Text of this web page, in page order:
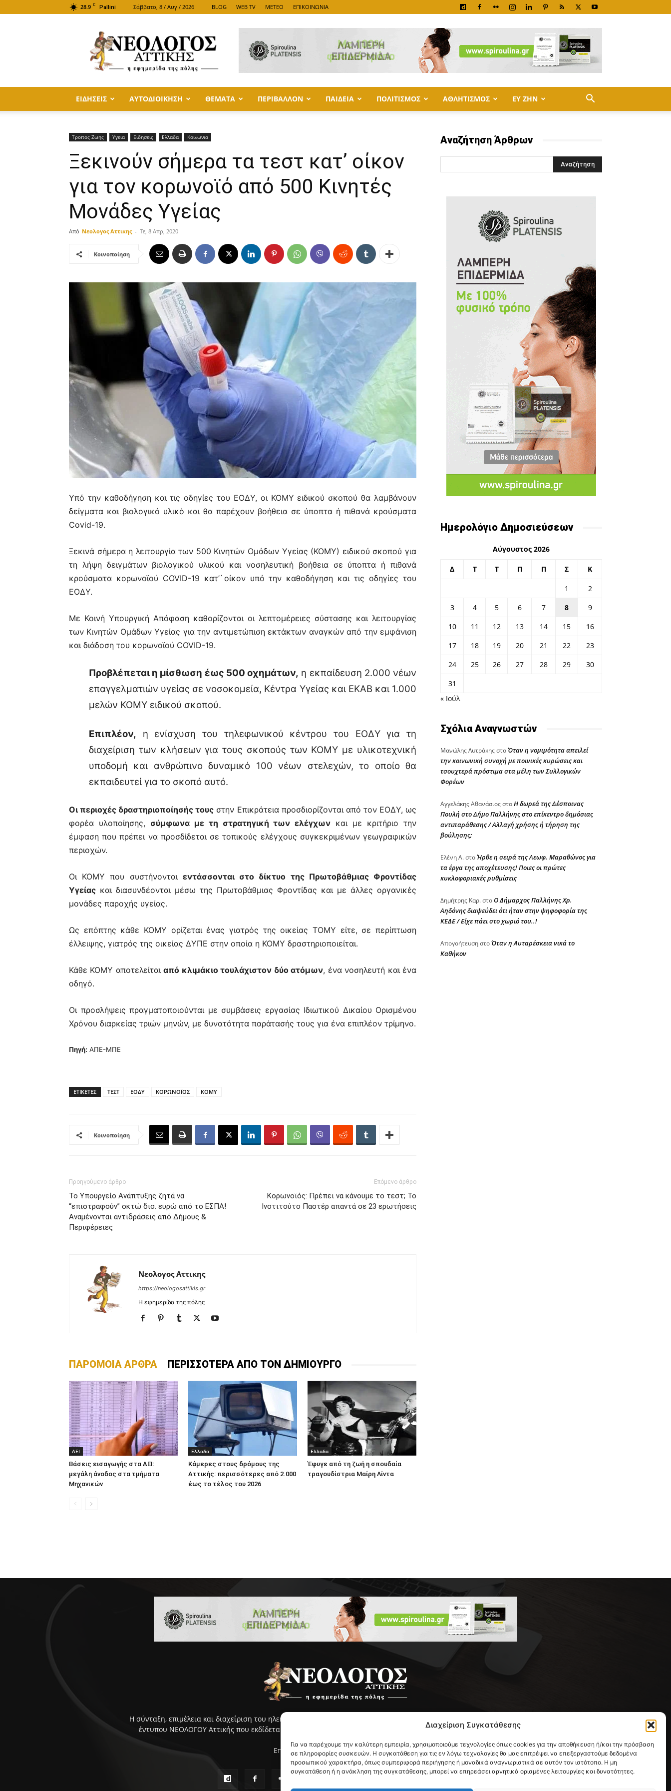
Διαχείριση Συγκατάθεσης
Για να παρέχουμε την καλύτερη εμπειρία, χρησιμοποιούμε τεχνολογίες όπως cookies για την αποθήκευση ή/και την πρόσβαση
σε πληροφορίες συσκευών. Η συγκατάθεση για τις εν λόγω τεχνολογίες θα μας επιτρέψει να επεξεργαστούμε δεδομένα
προσωπικού χαρακτήρα, όπως συμπεριφορά περιήγησης ή μοναδικά αναγνωριστικά σε αυτόν τον ιστότοπο. Η μη
συγκατάθεση ή η ανάκληση της συγκατάθεσης, μπορεί να επηρεάσει αρνητικά ορισμένες λειτουργίες και δυνατότητες.
28.9 C Pallini Σάββατο, 8 / Αυγ / 2026 BLOG WEB TV METEO ΕΠΙΚΟΙΝΩΝΙΑ
ΑΤΤΙΚΗΣ
ΕΙΔΗΣΕΙΣ ΑΥΤΟΔΙΟΙΚΗΣΗ ΘΕΜΑΤΑ ΠΕΡΙΒΑΛΛΟΝ ΠΑΙΔΕΙΑ ΠΟΛΙΤΙΣΜΟΣ ΑΘΛΗΤΙΣΜΟΣ ΕΥ ΖΗΝ
Τροπος Ζωης Υγεια Ειδησεις Ελλαδα Κοινωνια
Ξεκινούν σήμερα τα τεστ κατ’ οίκον
για τον κορωνοϊό από 500 Κινητές
Μονάδες Υγείας
Από Νεολογος Αττικης - Τε, 8 Απρ, 2020
Κοινοποίηση
Υπό την καθοδήγηση και τις οδηγίες του ΕΟΔΥ, οι ΚΟΜΥ ειδικού σκοπού θα λαμβάνουν
δείγματα και βιολογικό υλικό και θα παρέχουν βοήθεια σε ύποπτα ή πιθανά κρούσματα
Covid-19.
Ξεκινά σήμερα η λειτουργία των 500 Κινητών Ομάδων Υγείας (ΚΟΜΥ) ειδικού σκοπού για
τη λήψη δειγμάτων βιολογικού υλικού και νοσηλευτική βοήθεια σε ύποπτα ή πιθανά
κρούσματα κορωνοϊού COVID-19 κατ’ ́οίκον υπό την καθοδήγηση και τις οδηγίες του
ΕΟΔΥ.
Με Κοινή Υπουργική Απόφαση καθορίζονται οι λεπτομέρειες σύστασης και λειτουργίας
των Κινητών Ομάδων Υγείας για την αντιμετώπιση εκτάκτων αναγκών από την εμφάνιση
και διάδοση του κορωνοϊού COVID-19.
Προβλέπεται η μίσθωση έως 500 οχημάτων, η εκπαίδευση 2.000 νέων
επαγγελματιών υγείας σε νοσοκομεία, Κέντρα Υγείας και ΕΚΑΒ και 1.000
μελών ΚΟΜΥ ειδικού σκοπού.
Επιπλέον, η ενίσχυση του τηλεφωνικού κέντρου του ΕΟΔΥ για τη
διαχείριση των κλήσεων για τους σκοπούς των ΚΟΜΥ με υλικοτεχνική
υποδομή και ανθρώπινο δυναμικό 100 νέων στελεχών, το οποίο θα
εκπαιδευτεί για το σκοπό αυτό.
Οι περιοχές δραστηριοποίησής τους στην Επικράτεια προσδιορίζονται από τον ΕΟΔΥ, ως
φορέα υλοποίησης, σύμφωνα με τη στρατηγική των ελέγχων και με κριτήριο την
έμφαση που πρέπει να προσδίδεται σε τοπικούς ελέγχους συγκεκριμένων γεωγραφικών
περιοχών.
Οι ΚΟΜΥ που συστήνονται εντάσσονται στο δίκτυο της Πρωτοβάθμιας Φροντίδας
Υγείας και διασυνδέονται μέσω της Πρωτοβάθμιας Φροντίδας και με άλλες οργανικές
μονάδες παροχής υγείας.
Ως επόπτης κάθε ΚΟΜΥ ορίζεται ένας γιατρός της οικείας ΤΟΜΥ είτε, σε περίπτωση
έλλειψης, γιατρός της οικείας ΔΥΠΕ στην οποία η ΚΟΜΥ δραστηριοποιείται.
Κάθε ΚΟΜΥ αποτελείταιαπό κλιμάκιο τουλάχιστον δύο ατόμων, ένα νοσηλευτή και ένα
οδηγό.
Οι προσλήψεις πραγματοποιούνται με συμβάσεις εργασίας Ιδιωτικού Δικαίου Ορισμένου
Χρόνου διαρκείας τριών μηνών, με δυνατότητα παράτασής τους για ένα επιπλέον τρίμηνο.
Πηγή: ΑΠΕ-ΜΠΕ
ΕΤΙΚΕΤΕΣ ΤΕΣΤ ΕΟΔΥ ΚΟΡΩΝΟΪΟΣ ΚΟΜΥ
Κοινοποίηση
Προηγούμενο άρθρο
Το Υπουργείο Ανάπτυξης ζητά να
“επιστραφούν” οκτώ δισ. ευρώ από το ΕΣΠΑ!
Αναμένονται αντιδράσεις από Δήμους &
Περιφέρειες
Επόμενο άρθρο
Κορωνοϊός: Πρέπει να κάνουμε το τεστ; Το
Ινστιτούτο Παστέρ απαντά σε 23 ερωτήσεις
Νεολογος Αττικης
https://neologosattikis.gr
Η εφημερίδα της πόλης
ΠΑΡΟΜΟΙΑ ΑΡΘΡΑ ΠΕΡΙΣΣΟΤΕΡΑ ΑΠΟ ΤΟΝ ΔΗΜΙΟΥΡΓΟ
ΑΕΙ
Βάσεις εισαγωγής στα ΑΕΙ:
μεγάλη άνοδος στα τμήματα
Μηχανικών
Ελλαδα
Κάμερες στους δρόμους της
Αττικής: περισσότερες από 2.000
έως το τέλος του 2026
Ελλαδα
Έφυγε από τη ζωή η σπουδαία
τραγουδίστρια Μαίρη Λίντα
Αναζήτηση Άρθρων
Ημερολόγιο Δημοσιεύσεων
Αύγουστος 2026
Δ Τ Τ Π Π Σ Κ
1
2
3
4 5 6 7 8
9
10
11 12 13 14 15
16
17
18 19 20 21 22
23
24
25 26 27 28 29
30
31
« Ιούλ
Σχόλια Αναγνωστών
Μανώλης ΛυτράκηςστοΌταν η νομιμότητα απειλεί
την κοινωνική συνοχή με ποινικές κυρώσεις και
τσουχτερά πρόστιμα στα μέλη των Συλλογικών
Φορέων
Αγγελάκης ΑθανάσιοςστοΗ δωρεά της Δέσποινας
Πουλή στο Δήμο Παλλήνης στο επίκεντρο δημόσιας
αντιπαράθεσης / Αλλαγή χρήσης ή τήρηση της
βούλησης;
Ελένη Α.στοΉρθε η σειρά της Λεωφ. Μαραθώνος για
τα έργα της αποχέτευσης! Ποιες οι πρώτες
κυκλοφοριακές ρυθμίσεις
Δημήτρης Καρ.στοΟ Δήμαρχος Παλλήνης Χρ.
Αηδόνης διαψεύδει ότι ήταν στην ψηφοφορία της
ΚΕΔΕ / Είχε πάει στο χωριό του..!
ΑπογοήτευσηστοΌταν η Αυταρέσκεια νικά το
Καθήκον
Η σύνταξη, επιμέλεια και διαχείριση του ηλεκτρονικού ΝΕΟΛΟΓΟΥ Αττικής γίνεται με ευθύνη της συντακτικής ομάδας του
έντυπου ΝΕΟΛΟΓΟΥ Αττικής που εκδίδεται από το 2005 και κυκλοφορεί στην ανατολική Αττική με έδρα την Παλλήνη.
Επικοινωνία:info@neologosattikis.gr